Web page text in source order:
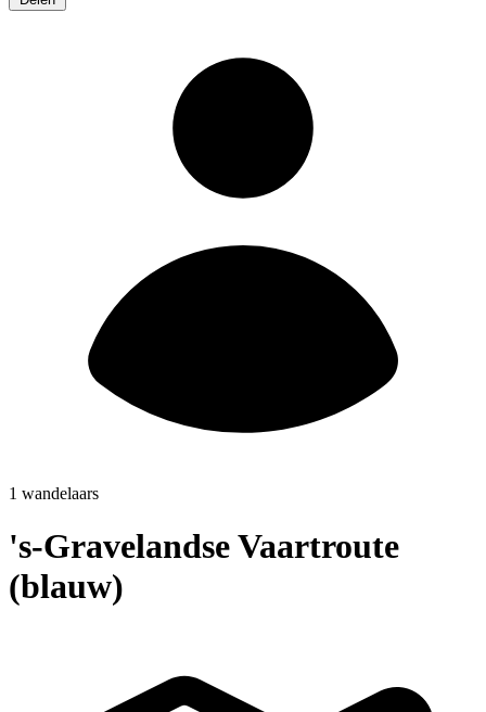
1 wandelaars
's-Gravelandse Vaartroute
(blauw)